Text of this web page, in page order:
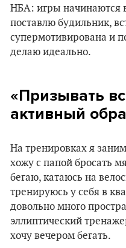
НБА: игры начинаются
поставлю будильник,
супермотивирована и
делаю идеально.
«Призывать
активный
На тренировках я
хожу с папой бросать
бегаю, катаюсь на
тренируюсь у себя в
довольно много
эллиптический
хочу вечером бегать.